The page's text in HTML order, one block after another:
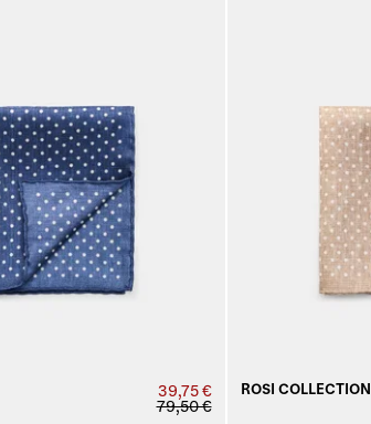
39,75 €
79,50 €
ROSI COLLECTION